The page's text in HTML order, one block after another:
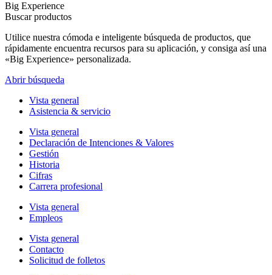
Big Experience
Buscar productos
Utilice nuestra cómoda e inteligente búsqueda de productos, que
rápidamente encuentra recursos para su aplicación, y consiga así una
«Big Experience» personalizada.
Abrir búsqueda
Vista general
Asistencia & servicio
Vista general
Declaración de Intenciones & Valores
Gestión
Historia
Cifras
Carrera profesional
Vista general
Empleos
Vista general
Contacto
Solicitud de folletos